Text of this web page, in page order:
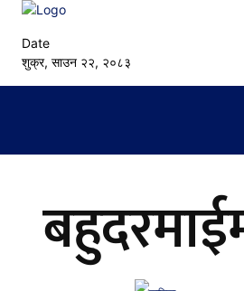
Date
शुक्र, साउन २२, २०८३